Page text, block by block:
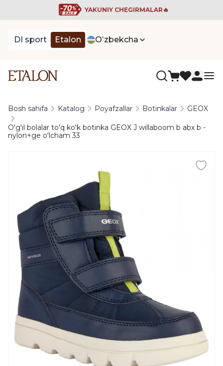
YAKUNIY CHEGIRMALAR🔥
DI sport Etalon Oʻzbekcha
Bosh sahifa Katalog Poyafzallar Botinkalar GEOX
O'g'il bolalar to'q ko'k botinka GEOX J willaboom b abx b -
nylon+ge oʻlcham 33